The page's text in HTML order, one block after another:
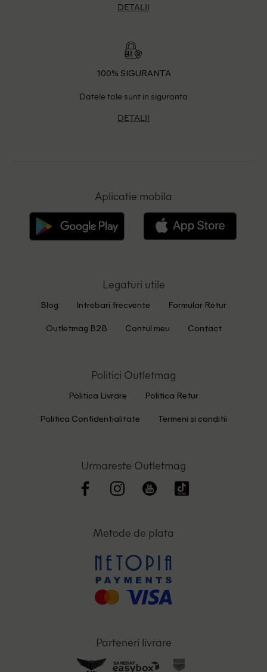
DETALII
100% SIGURANTA
Datele tale sunt in siguranta
DETALII
Aplicatie mobila
Legaturi utile
Blog Intrebari frecvente Formular Retur
Outletmag B2B Contul meu Contact
Politici Outletmag
Politica Livrare Politica Retur
Politica Confidentialitate Termeni si conditii
Urmareste Outletmag
Metode de plata
Parteneri livrare